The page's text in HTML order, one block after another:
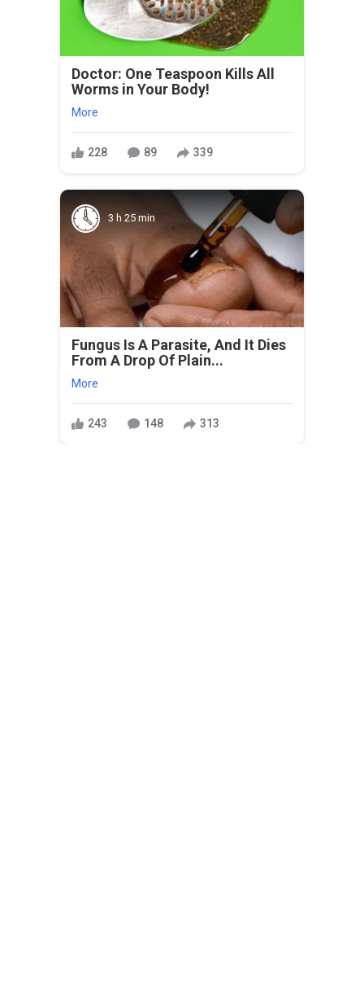
Doctor: One Teaspoon Kills All
Worms in Your Body!
More
228 89 339
3 h 25 min
Fungus Is A Parasite, And It Dies
From A Drop Of Plain...
More
243 148 313